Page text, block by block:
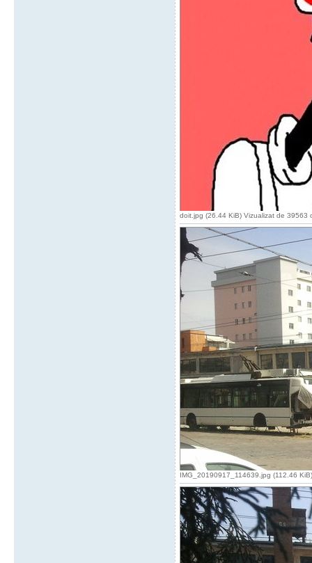
doit.jpg (26.44 KiB) Vizualizat de 39563
IMG_20190917_114639.jpg (112.46